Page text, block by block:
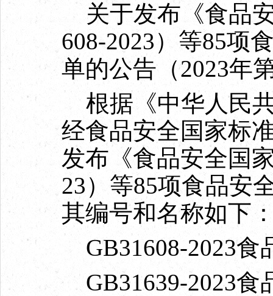
关于发布《食品
608-2023）等85项
单的公告（2023年
根据《中华人民
经食品安全国家标
发布《食品安全国
23）等85项食品安
其编号和名称如下
GB31608-2023食
GB31639-2023食